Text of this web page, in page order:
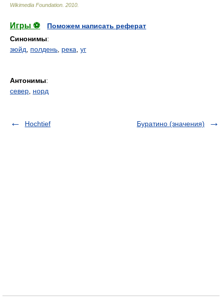
Wikimedia Foundation 2010
Игры ⚽
Поможем написать реферат
Синонимы:
зюйд, полдень, река, уг
Антонимы:
север, норд
Hochtief Буратино (значения)